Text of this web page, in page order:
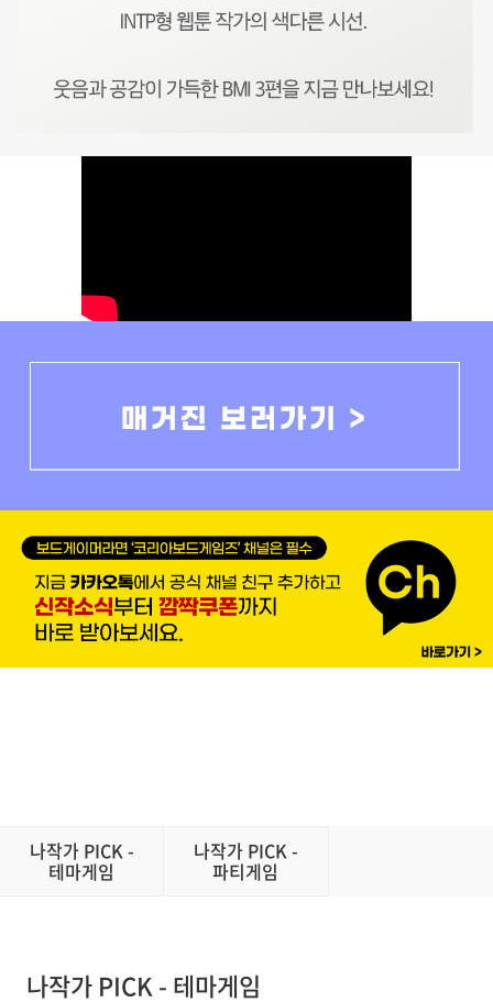
나작가 PICK -
테마게임
나작가 PICK -
파티게임
나작가 PICK - 테마게임